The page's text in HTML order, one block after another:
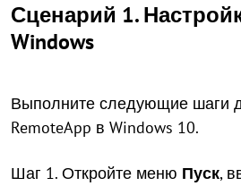
Сценарий 1.
Windows
Выполните следующие шаги
RemoteApp в Windows 10.
Шаг 1. Откройте меню Пуск,